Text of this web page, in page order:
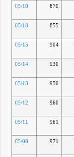
05/19 870
05/18 855
05/15 904
05/14 930
05/13 950
05/12 960
05/11 961
05/08 971